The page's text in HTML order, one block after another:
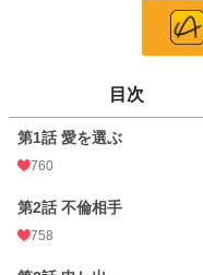
新しい宿での生活と、元の宿の
私は自分の選択を確かめていき
恋愛 380 位 / 66,374 件
文字数
更新日時 2026.05.05 12:00
目次
第1話 愛を選ぶ
760
第2話 不倫相手
758